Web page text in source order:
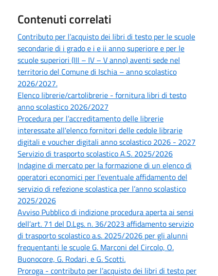
Contenuti correlati
Contributo per l’acquisto dei libri di testo per le scuole
secondarie di i grado e i e ii anno superiore e per le
scuole superiori (III – IV – V anno) aventi sede nel
territorio del Comune di Ischia – anno scolastico
2026/2027.
Elenco librerie/cartolibrerie - fornitura libri di testo
anno scolastico 2026/2027
Procedura per l’accreditamento delle librerie
interessate all'elenco fornitori delle cedole librarie
digitali e voucher digitali anno scolastico 2026 - 2027
Servizio di trasporto scolastico A.S. 2025/2026
Indagine di mercato per la formazione di un elenco di
operatori economici per l’eventuale affidamento del
servizio di refezione scolastica per l’anno scolastico
2025/2026
Avviso Pubblico di indizione procedura aperta ai sensi
dell’art. 71 del D.Lgs. n. 36/2023 affidamento servizio
di trasporto scolastico a.s. 2025/2026 per gli alunni
frequentanti le scuole G. Marconi del Circolo, O.
Buonocore, G. Rodari, e G. Scotti.
Proroga - contributo per l’acquisto dei libri di testo per